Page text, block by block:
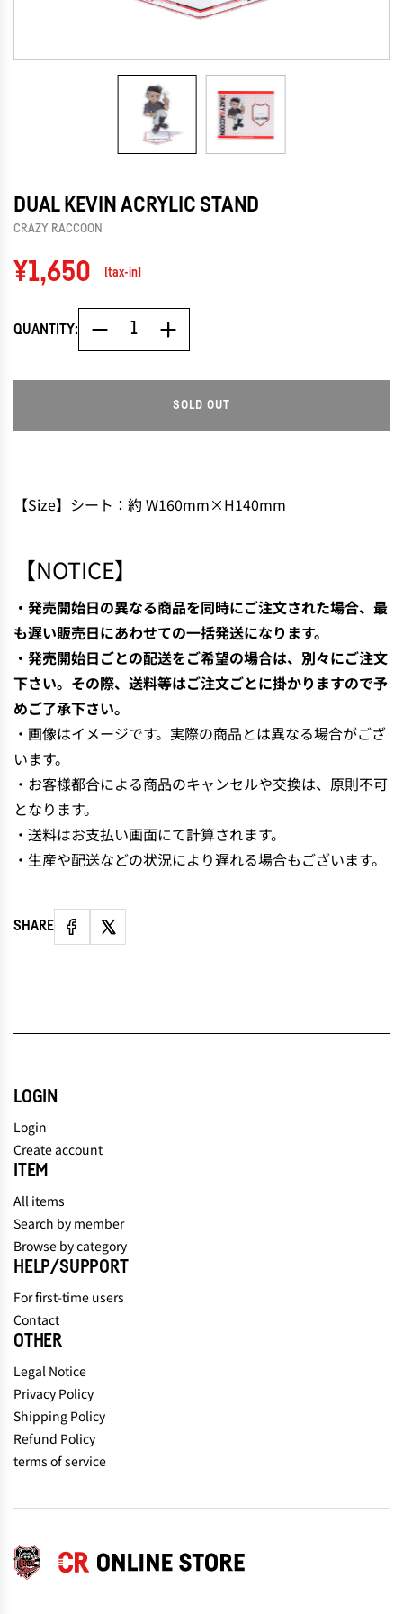
DUAL KEVIN ACRYLIC STAND
CRAZY RACCOON
Regular
price
¥1,650 [tax-in]
QUANTITY:
SOLD OUT
O
N
【Size】シート：約 W160mm×H140mm
【NOTICE】
・発売開始日の異なる商品を同時にご注文された場合、最
も遅い販売日にあわせての一括発送になります。
・発売開始日ごとの配送をご希望の場合は、別々にご注文
下さい。その際、送料等はご注文ごとに掛かりますので予
めご了承下さい。
・画像はイメージです。実際の商品とは異なる場合がござ
います。
・お客様都合による商品のキャンセルや交換は、原則不可
となります。
・送料はお支払い画面にて計算されます。
・生産や配送などの状況により遅れる場合もございます。
SHARE
LOGIN
Login
Create account
ITEM
All items
Search by member
Browse by category
HELP/SUPPORT
For first-time users
Contact
OTHER
Legal Notice
Privacy Policy
Shipping Policy
Refund Policy
terms of service